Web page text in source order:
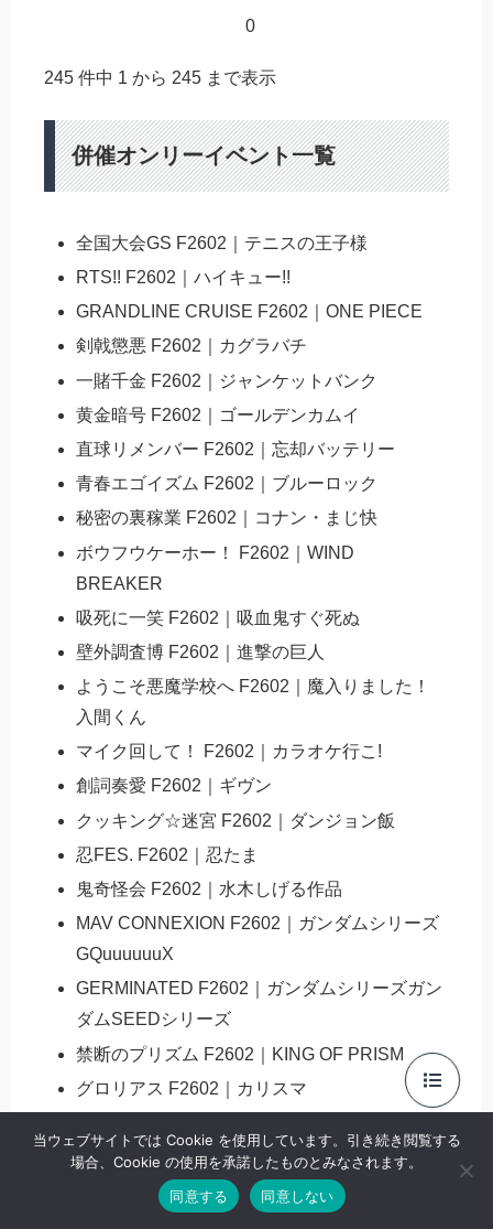
0
245 件中 1 から 245 まで表示
併催オンリーイベント一覧
全国大会GS F2602｜テニスの王子様
RTS!! F2602｜ハイキュー!!
GRANDLINE CRUISE F2602｜ONE PIECE
剣戟懲悪 F2602｜カグラバチ
一賭千金 F2602｜ジャンケットバンク
黄金暗号 F2602｜ゴールデンカムイ
直球リメンバー F2602｜忘却バッテリー
青春エゴイズム F2602｜ブルーロック
秘密の裏稼業 F2602｜コナン・まじ快
ボウフウケーホー！ F2602｜WIND
BREAKER
吸死に一笑 F2602｜吸血鬼すぐ死ぬ
壁外調査博 F2602｜進撃の巨人
ようこそ悪魔学校へ F2602｜魔入りました！
入間くん
マイク回して！ F2602｜カラオケ行こ!
創詞奏愛 F2602｜ギヴン
クッキング☆迷宮 F2602｜ダンジョン飯
忍FES. F2602｜忍たま
鬼奇怪会 F2602｜水木しげる作品
MAV CONNEXION F2602｜ガンダムシリーズ
GQuuuuuuX
GERMINATED F2602｜ガンダムシリーズガン
ダムSEEDシリーズ
禁断のプリズム F2602｜KING OF PRISM
グロリアス F2602｜カリスマ
ivory seasons F2602｜ranfren
WELCOME TO HELL’S HOTEL F2602｜海外
当ウェブサイトでは Cookie を使用しています。引き続き閲覧する
場合、Cookie の使用を承諾したものとみなされます。
同意する
同意しない